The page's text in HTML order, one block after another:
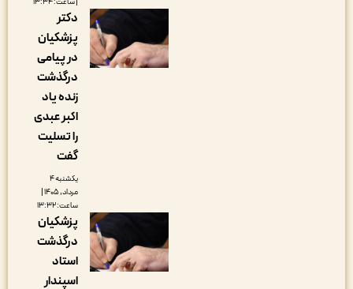
دکتر
پزشکیان
در پیامی
درگذشت
زنده یاد
اکبر عبدی
را تسلیت
مرداد, ۱۴۰۵ |
پزشکیان
درگذشت
استاد